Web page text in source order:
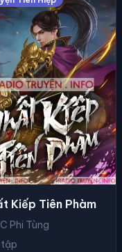
Kiếp Tiên Phàm
Phi Tùng